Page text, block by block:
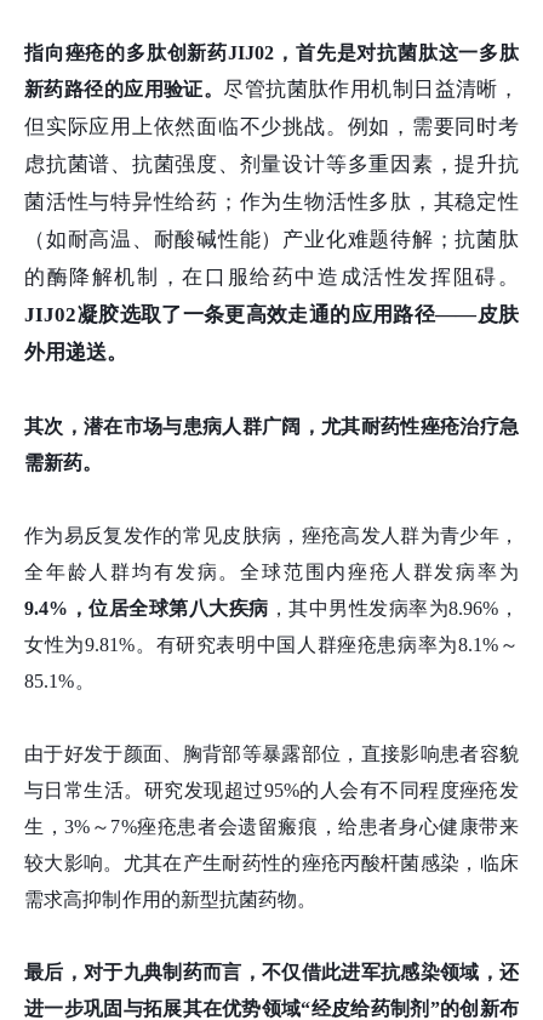
指向痤疮的多肽创新药JIJ02，首先是对抗菌肽这一多肽
新药路径的应用验证。尽管抗菌肽作用机制日益清晰，
但实际应用上依然面临不少挑战。例如，需要同时考
虑抗菌谱、抗菌强度、剂量设计等多重因素，提升抗
菌活性与特异性给药；作为生物活性多肽，其稳定性
（如耐高温、耐酸碱性能）产业化难题待解；抗菌肽
的酶降解机制，在口服给药中造成活性发挥阻碍。
JIJ02凝胶选取了一条更高效走通的应用路径——皮肤
外用递送。
其次，潜在市场与患病人群广阔，尤其耐药性痤疮治疗急
需新药。
作为易反复发作的常见皮肤病，痤疮高发人群为青少年，
全年龄人群均有发病。全球范围内痤疮人群发病率为
9.4%，位居全球第八大疾病 ，其中男性发病率为8.96%，
女性为9.81%。有研究表明中国人群痤疮患病率为8.1%～
85.1%。
由于好发于颜面、胸背部等暴露部位，直接影响患者容貌
与日常生活。 研究发现超过95%的人会有不同程度痤疮发
生，3%～7%痤疮患者会遗留瘢痕，给患者身心健康带来
较大影响。尤其在产生耐药性的痤疮丙酸杆菌感染，临床
需求高抑制作用的新型抗菌药物。
最后，对于九典制药而言，不仅借此进军抗感染领域，还
进一步巩固与拓展其在优势领域“经皮给药制剂”的创新布